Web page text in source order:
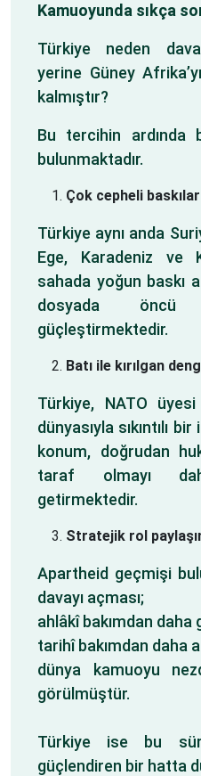
Kamuoyunda sıkça
Türkiye neden
yerine Güney
kalmıştır?
Bu tercihin ardında
bulunmaktadır.
Çok cepheli baskılar
Türkiye aynı anda
Ege, Karadeniz ve
sahada yoğun baskı
dosyada öncü
güçleştirmektedir.
Batı ile kırılgan
Türkiye, NATO
dünyasıyla sıkıntılı
konum, doğrudan
taraf olmayı
getirmektedir.
Stratejik rol
Apartheid geçmişi
davayı açması;
ahlâkî bakımdan daha
tarihî bakımdan daha
dünya kamuoyu
görülmüştür.
Türkiye ise bu
güçlendiren bir hatta